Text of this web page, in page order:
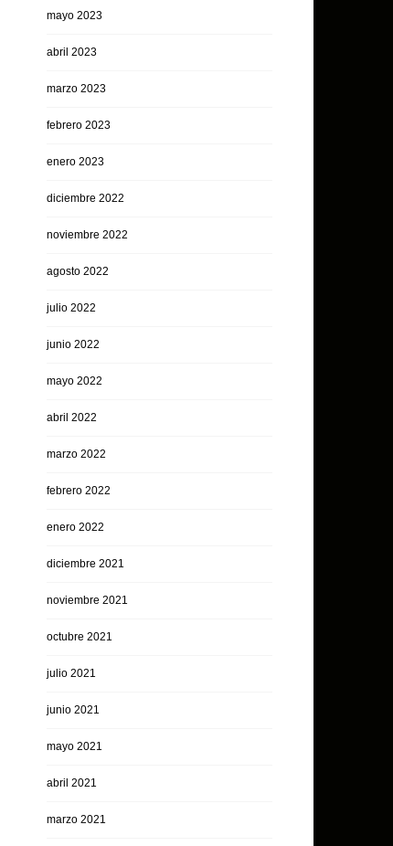
mayo 2023
abril 2023
marzo 2023
febrero 2023
enero 2023
diciembre 2022
noviembre 2022
agosto 2022
julio 2022
junio 2022
mayo 2022
abril 2022
marzo 2022
febrero 2022
enero 2022
diciembre 2021
noviembre 2021
octubre 2021
julio 2021
junio 2021
mayo 2021
abril 2021
marzo 2021